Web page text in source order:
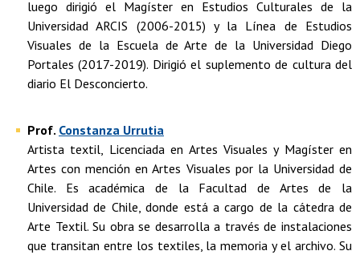
luego dirigió el Magíster en Estudios Culturales de la
Universidad ARCIS (2006-2015) y la Línea de Estudios
Visuales de la Escuela de Arte de la Universidad Diego
Portales (2017-2019). Dirigió el suplemento de cultura del
diario El Desconcierto.
Prof. Constanza Urrutia
Artista textil, Licenciada en Artes Visuales y Magíster en
Artes con mención en Artes Visuales por la Universidad de
Chile. Es académica de la Facultad de Artes de la
Universidad de Chile, donde está a cargo de la cátedra de
Arte Textil. Su obra se desarrolla a través de instalaciones
que transitan entre los textiles, la memoria y el archivo. Su